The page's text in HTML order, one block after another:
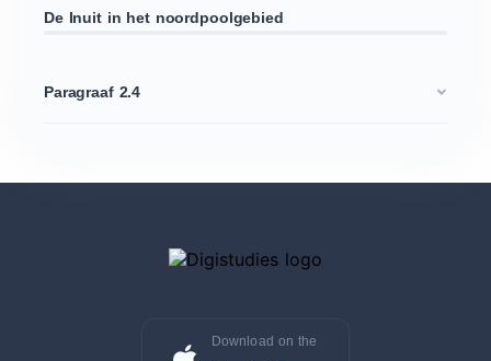
De Inuit in het noordpoolgebied
Paragraaf 2.4
Download on the